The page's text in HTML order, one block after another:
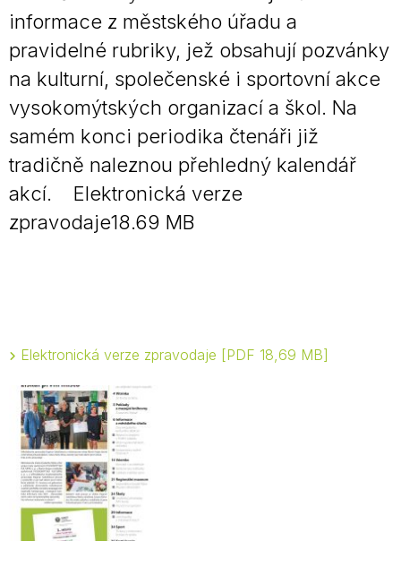
informace z městského úřadu a
pravidelné rubriky, jež obsahují pozvánky
na kulturní, společenské i sportovní akce
vysokomýtských organizací a škol. Na
samém konci periodika čtenáři již
tradičně naleznou přehledný kalendář
akcí. Elektronická verze
zpravodaje18.69 MB
Elektronická verze zpravodaje PDF 18,69 MB